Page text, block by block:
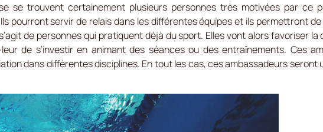
se trouvent certainement plusieurs personnes très motivées par ce
pourront servir de relais dans les différentes équipes et ils permettront
de personnes qui pratiquent déjà du sport. Elles vont alors favoriser
de s’investir en animant des séances ou des entraînements. Ces
dans différentes disciplines. En tout les cas, ces ambassadeurs